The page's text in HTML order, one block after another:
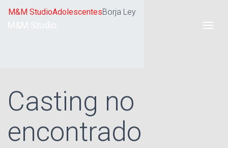
M&M StudioAdolescentesBorja Ley
Casting no
encontrado